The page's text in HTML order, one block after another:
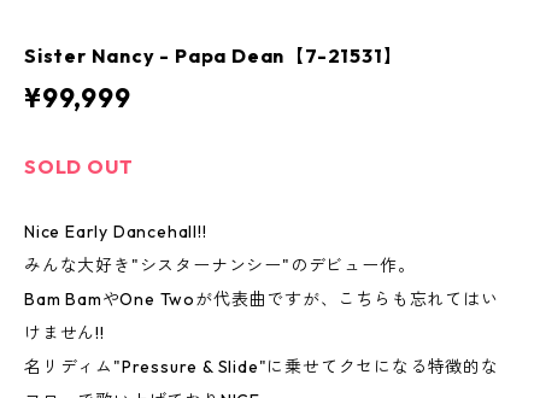
Sister Nancy - Papa Dean【7-21531】
¥99,999
SOLD OUT
Nice Early Dancehall!!
みんな大好き"シスターナンシー"のデビュー作。
Bam BamやOne Twoが代表曲ですが、こちらも忘れてはい
けません!!
名リディム"Pressure & Slide"に乗せてクセになる特徴的な